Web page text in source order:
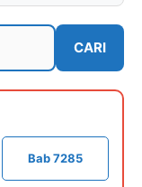
CARI
Bab 7285